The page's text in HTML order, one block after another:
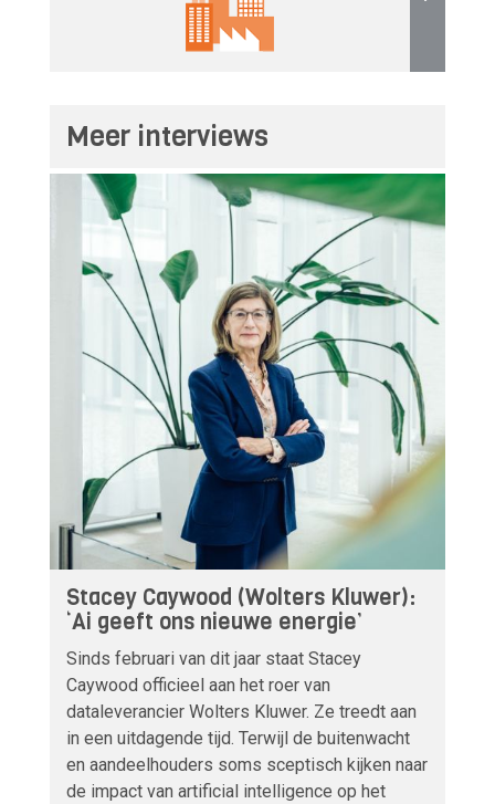
Meer interviews
Stacey Caywood (Wolters Kluwer):
‘Ai geeft ons nieuwe energie’
Sinds februari van dit jaar staat Stacey
Caywood officieel aan het roer van
dataleverancier Wolters Kluwer. Ze treedt aan
in een uitdagende tijd. Terwijl de buitenwacht
en aandeelhouders soms sceptisch kijken naar
de impact van artificial intelligence op het